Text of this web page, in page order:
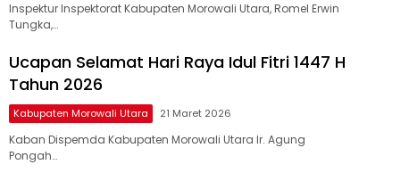
Inspektur Inspektorat Kabupaten Morowali Utara, Romel Erwin
Tungka,…
Ucapan Selamat Hari Raya Idul Fitri 1447 H
Tahun 2026
Kabupaten Morowali Utara 21 Maret 2026
Kaban Dispemda Kabupaten Morowali Utara Ir. Agung
Pongah…